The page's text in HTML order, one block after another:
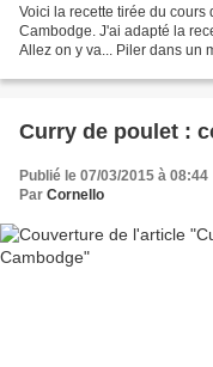
Voici la recette tirée du
Cambodge. J'ai adapté la
Allez on y va... Piler dans un
Curry de poulet :
Publié le 07/03/2015 à 08:44
Par Cornello